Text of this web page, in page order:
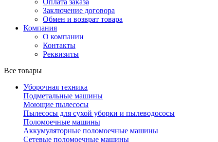
Оплата заказа
Заключение договора
Обмен и возврат товара
Компания
О компании
Контакты
Реквизиты
Все товары
Уборочная техника
Подметальные машины
Моющие пылесосы
Пылесосы для сухой уборки и пылеводососы
Поломоечные машины
Аккумуляторные поломоечные машины
Сетевые поломоечные машины